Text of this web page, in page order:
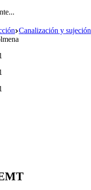
Canalización y sujeción